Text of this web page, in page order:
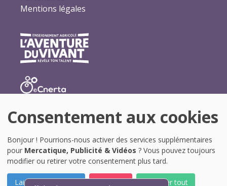
Mentions légales
Consentement aux cookies
Bonjour ! Pourrions-nous activer des services supplémentaires
pour Mercatique, Publicité & Vidéos ? Vous pouvez toujours
modifier ou retirer votre consentement plus tard.
Laissez-moi choisir Je refuse Accepter tout